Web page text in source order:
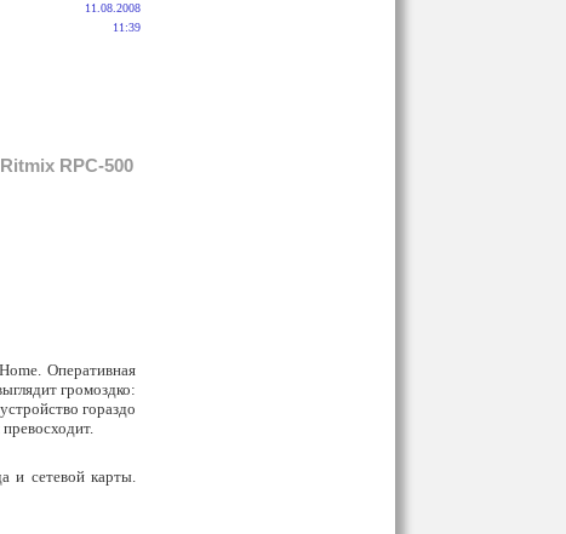
RPC-500
11.08.2008
11:39
Оперативная
громоздко:
гораздо
и сетевой карты.